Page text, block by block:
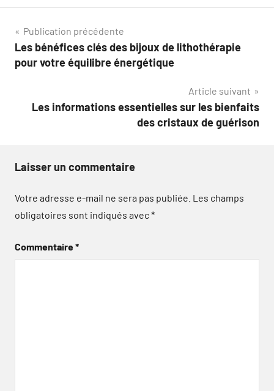
Navigation
de
Publication précédente
Les bénéfices clés des bijoux de lithothérapie
pour votre équilibre énergétique
Article suivant
Les informations essentielles sur les bienfaits
des cristaux de guérison
Laisser un commentaire
Votre adresse e-mail ne sera pas publiée. Les champs
obligatoires sont indiqués avec*
Commentaire*